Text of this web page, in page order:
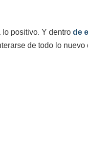
positivo. Y dentro de
de todo lo nuevo